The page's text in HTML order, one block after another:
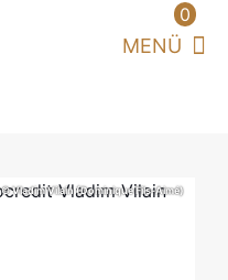
0
© Vladim Vilain (Dominique Fils-Aimé)